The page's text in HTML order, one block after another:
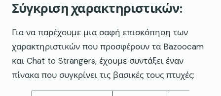
Σύγκριση χαρακτηριστικών:
Για να παρέχουμε μια σαφή επισκόπηση των
χαρακτηριστικών που προσφέρουν τα Bazoocam
και Chat to Strangers, έχουμε συντάξει έναν
πίνακα που συγκρίνει τις βασικές τους πτυχές: